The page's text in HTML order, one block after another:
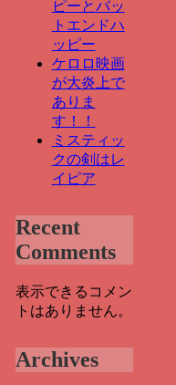
ピーとバッ
トエンドハ
ッピー
ケロロ映画
が大炎上で
ありま
す！！
ミスティッ
クの剣はレ
イピア
Recent
Comments
表示できるコメン
トはありません。
Archives